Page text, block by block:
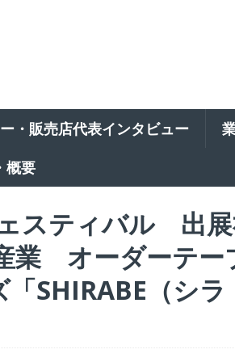
・販売店代表インタビュー
概要
ェスティバル 出
業 オーダーテー
SHIRABE（シラ